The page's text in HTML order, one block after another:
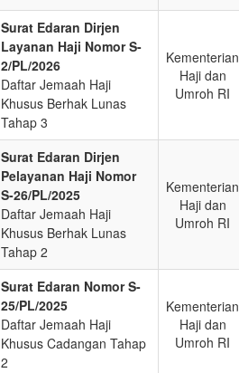
Surat Edaran Dirjen
Layanan Haji Nomor S-
2/PL/2026
Daftar Jemaah Haji
Khusus Berhak Lunas
Tahap 3
Kementerian
Haji dan
Umroh RI
Surat Edaran Dirjen
Pelayanan Haji Nomor
S-26/PL/2025
Daftar Jemaah Haji
Khusus Berhak Lunas
Tahap 2
Kementerian
Haji dan
Umroh RI
Surat Edaran Nomor S-
25/PL/2025
Daftar Jemaah Haji
Khusus Cadangan Tahap
2
Kementerian
Haji dan
Umroh RI